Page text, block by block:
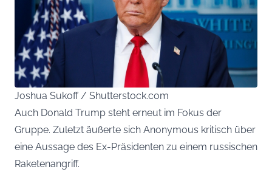
Joshua Sukoff / Shutterstock.com
Auch Donald Trump steht erneut im Fokus der
Gruppe. Zuletzt äußerte sich Anonymous kritisch über
eine Aussage des Ex-Präsidenten zu einem russischen
Raketenangriff.